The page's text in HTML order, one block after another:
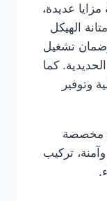
عديدة،
الهيكل
تشغيل
كما
وتوفير
مخصصة
تركيب